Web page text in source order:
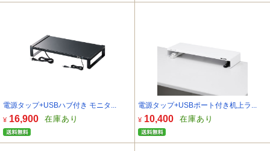
電源タップ+USBハブ付き モニタ...
¥ 16,900 在庫あり
電源タップ+USBポート付き机上ラ...
¥ 10,400 在庫あり